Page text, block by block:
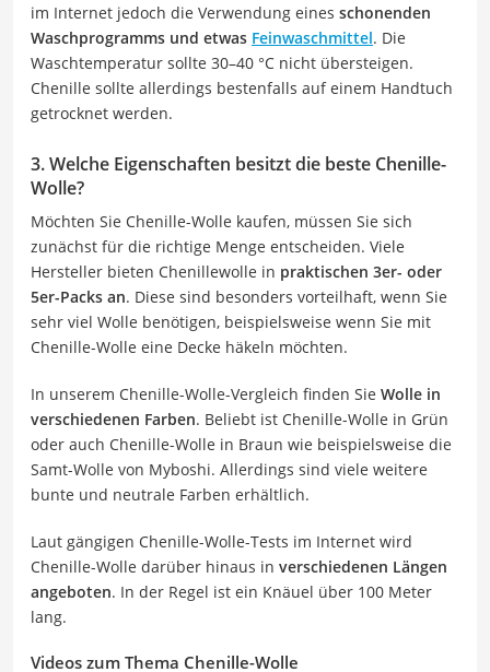
im Internet jedoch die Verwendung eines schonenden
Waschprogramms und etwas Feinwaschmittel. Die
Waschtemperatur sollte 30–40 °C nicht übersteigen.
Chenille sollte allerdings bestenfalls auf einem Handtuch
getrocknet werden.
3. Welche Eigenschaften besitzt die beste Chenille-
Wolle?
Möchten Sie Chenille-Wolle kaufen, müssen Sie sich
zunächst für die richtige Menge entscheiden. Viele
Hersteller bieten Chenillewolle in praktischen 3er- oder
5er-Packs an. Diese sind besonders vorteilhaft, wenn Sie
sehr viel Wolle benötigen, beispielsweise wenn Sie mit
Chenille-Wolle eine Decke häkeln möchten.
In unserem Chenille-Wolle-Vergleich finden Sie Wolle in
verschiedenen Farben. Beliebt ist Chenille-Wolle in Grün
oder auch Chenille-Wolle in Braun wie beispielsweise die
Samt-Wolle von Myboshi. Allerdings sind viele weitere
bunte und neutrale Farben erhältlich.
Laut gängigen Chenille-Wolle-Tests im Internet wird
Chenille-Wolle darüber hinaus in verschiedenen Längen
angeboten. In der Regel ist ein Knäuel über 100 Meter
lang.
Videos zum Thema Chenille-Wolle